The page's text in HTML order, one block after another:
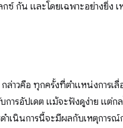
กัน และโดยเฉพาะอย่างยิ่ง
าวคือ ทุกครั้งที่ตำแหน่งการเลื่
รอัปเดต แม้จะฟังดูง่าย แต่ก
เนินการนี้จะมีผลกับเหตุการณ์